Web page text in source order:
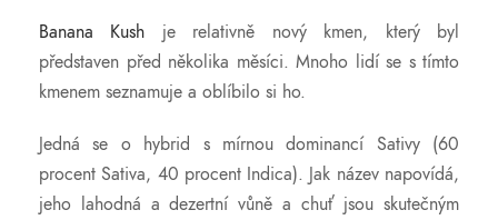
Banana Kush je relativně nový kmen, který byl
představen před několika měsíci. Mnoho lidí se s tímto
kmenem seznamuje a oblíbilo si ho.
Jedná se o hybrid s mírnou dominancí Sativy (60
procent Sativa, 40 procent Indica). Jak název napovídá,
jeho lahodná a dezertní vůně a chuť jsou skutečným